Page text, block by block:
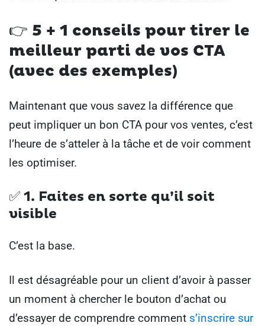
👉 5 + 1 conseils pour tirer le
meilleur parti de vos CTA
(avec des exemples)
Maintenant que vous savez la différence que
peut impliquer un bon CTA pour vos ventes, c’est
l’heure de s’atteler à la tâche et de voir comment
les optimiser.
✅ 1. Faites en sorte qu’il soit
visible
C’est la base.
Il est désagréable pour un client d’avoir à passer
un moment à chercher le bouton d’achat ou
d’essayer de comprendre comment s’inscrire sur